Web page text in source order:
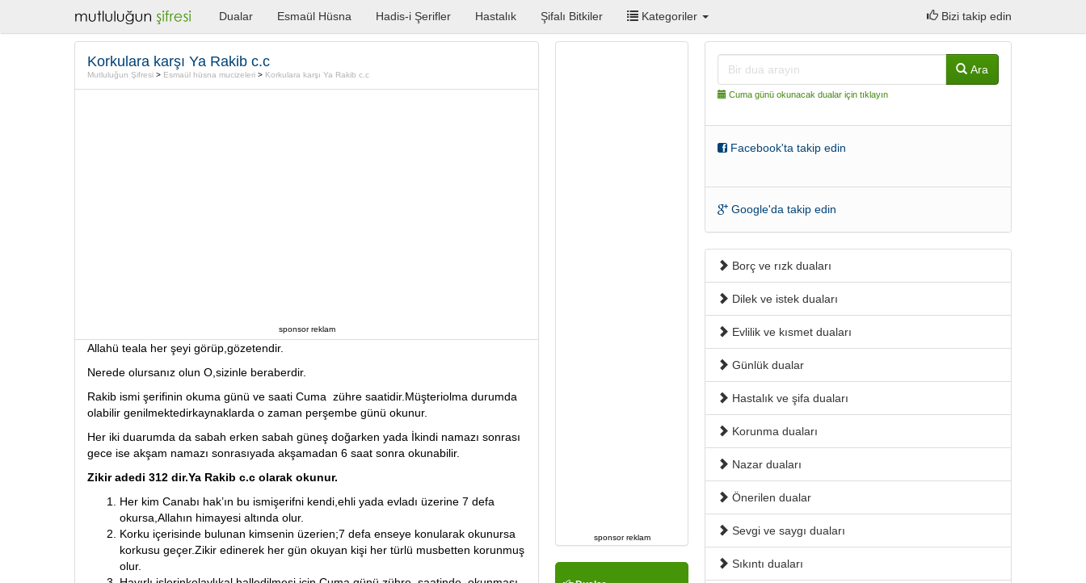
Dualar Esmaül Hüsna Hadis-i Şerifler Hastalık Şifalı Bitkiler Kategoriler Bizi takip edin
Korkulara karşı Ya Rakib c.c
Mutluluğun Şifresi > Esmaül hüsna mucizeleri > Korkulara karşı Ya Rakib c.c
sponsor reklam
Allahü teala her şeyi görüp,gözetendir.
Nerede olursanız olun O,sizinle beraberdir.
Rakib ismi şerifinin okuma günü ve saati Cuma zühre saatidir.Müşteriolma durumda
olabilir genilmektedirkaynaklarda o zaman perşembe günü okunur.
Her iki duarumda da sabah erken sabah güneş doğarken yada İkindi namazı sonrası
gece ise akşam namazı sonrasıyada akşamadan 6 saat sonra okunabilir.
Zikir adedi 312 dir.Ya Rakib c.c olarak okunur.
Her kim Canabı hak’ın bu ismişerifni kendi,ehli yada evladı üzerine 7 defa
okursa,Allahın himayesi altında olur.
Korku içerisinde bulunan kimsenin üzerien;7 defa enseye konularak okunursa
korkusu geçer.Zikir edinerek her gün okuyan kişi her türlü musbetten korunmuş
olur.
sponsor reklam
Ara
Cuma günü okunacak dualar için tıklayın
Facebook'ta takip edin
Google'da takip edin
Borç ve rızk duaları
Dilek ve istek duaları
Evlilik ve kısmet duaları
Günlük dualar
Hastalık ve şifa duaları
Korunma duaları
Nazar duaları
Önerilen dualar
Sevgi ve saygı duaları
Sıkıntı duaları